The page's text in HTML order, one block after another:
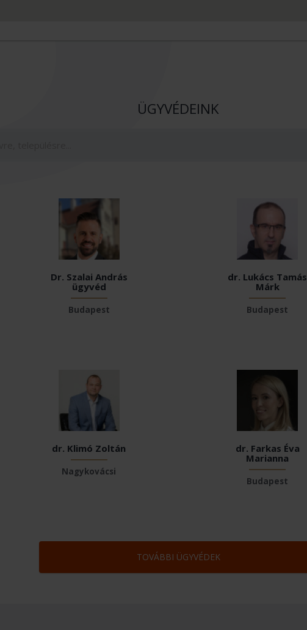
ÜGYVÉDEINK
Dr. Szalai András
ügyvéd
Budapest
dr. Lukács Tamás
Márk
Budapest
dr. Klimó Zoltán
Nagykovácsi
dr. Farkas Éva
Marianna
Budapest
TOVÁBBI ÜGYVÉDEK